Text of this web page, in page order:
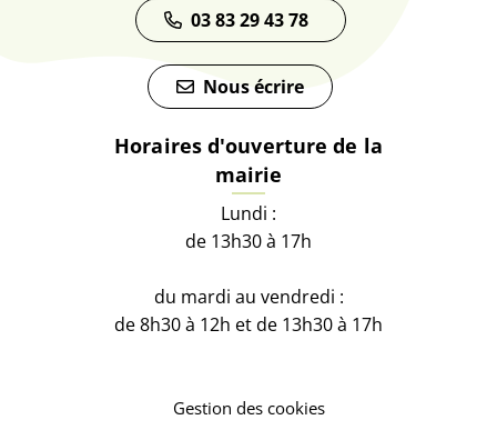
03 83 29 43 78
Nous écrire
Horaires d'ouverture de la
mairie
Lundi :
de 13h30 à 17h
du mardi au vendredi :
de 8h30 à 12h et de 13h30 à 17h
Gestion des cookies